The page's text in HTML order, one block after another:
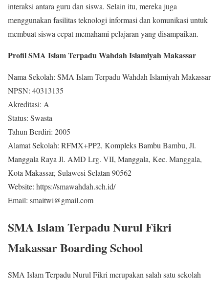
interaksi antara guru dan siswa. Selain itu, mereka juga
menggunakan fasilitas teknologi informasi dan komunikasi untuk
membuat siswa cepat memahami pelajaran yang disampaikan.
Profil SMA Islam Terpadu Wahdah Islamiyah Makassar
Nama Sekolah: SMA Islam Terpadu Wahdah Islamiyah Makassar
NPSN: 40313135
Akreditasi: A
Status: Swasta
Tahun Berdiri: 2005
Alamat Sekolah: RFMX+PP2, Kompleks Bambu Bambu, Jl.
Manggala Raya Jl. AMD Lrg. VII, Manggala, Kec. Manggala,
Kota Makassar, Sulawesi Selatan 90562
Website: https://smawahdah.sch.id/
Email: smaitwi@gmail.com
SMA Islam Terpadu Nurul Fikri
Makassar Boarding School
SMA Islam Terpadu Nurul Fikri merupakan salah satu sekolah